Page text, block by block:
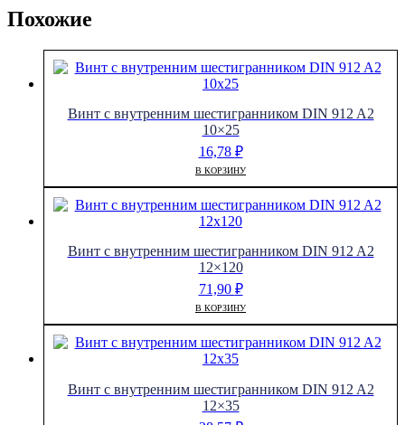
Похожие
Винт с внутренним шестигранником DIN 912 A2
10×25
16,78 ₽
В КОРЗИНУ
Винт с внутренним шестигранником DIN 912 A2
12×120
71,90 ₽
В КОРЗИНУ
Винт с внутренним шестигранником DIN 912 A2
12×35